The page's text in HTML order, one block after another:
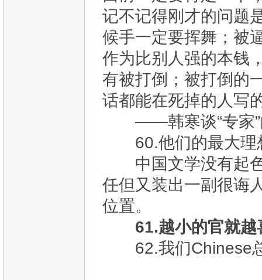
记不记得刚才的问题
候手一定要挥舞；被
作为比别人强的本钱
有被打倒；被打倒的
话都能在死掉的人写
——韩寒谈“专家”
60.他们的最大理
中国文学没有起色
任但又装出一副很诲
位置。
61.越小的官就
62.我们Chinese